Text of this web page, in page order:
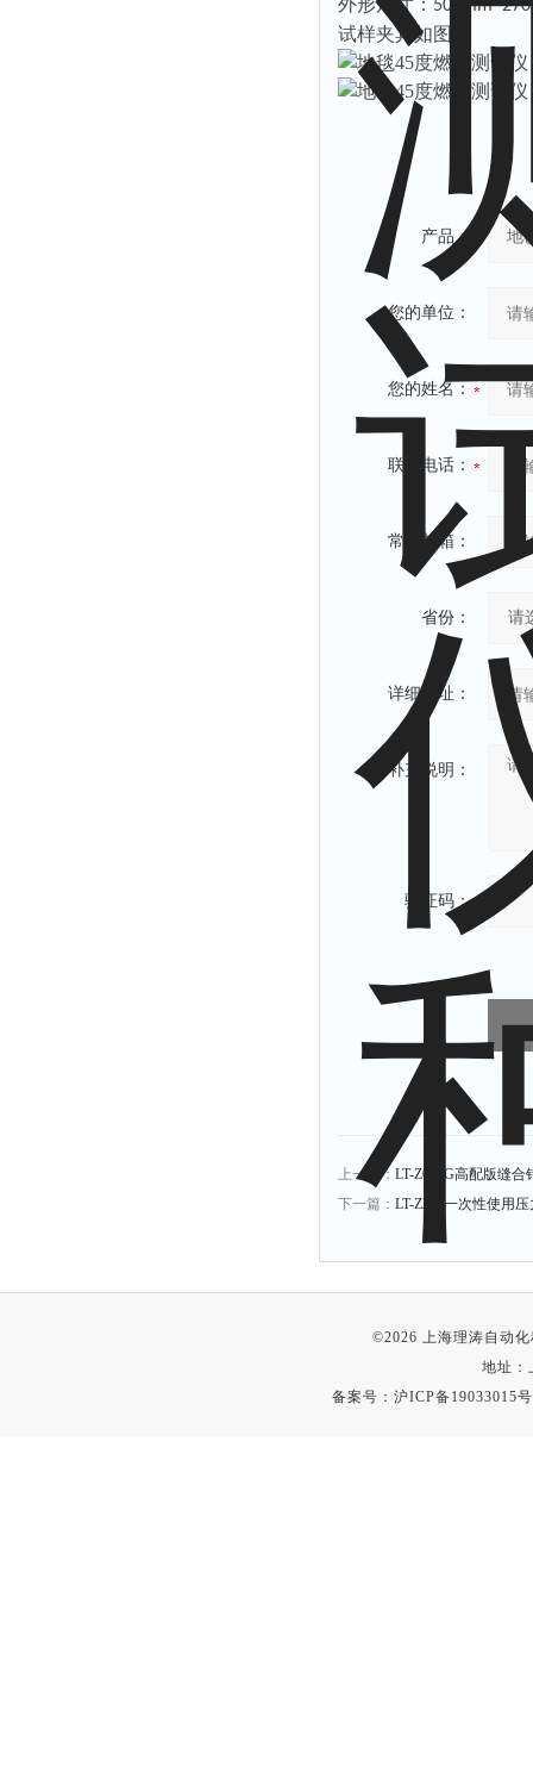
外形尺寸：
试样夹具如图
产品：
您的单位：
您的姓名：
联系电话：
常用邮箱：
省份：
详细地址：
补充说明：
验证码：
上一篇： LT-Z003G高配版缝
下一篇： LT-Z239一次性使用
©2026 上海理涛自动
地址：
备案号： 沪ICP备19033015